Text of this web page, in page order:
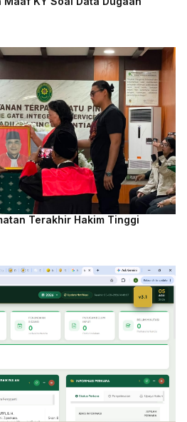
Terakhir Hakim Tinggi